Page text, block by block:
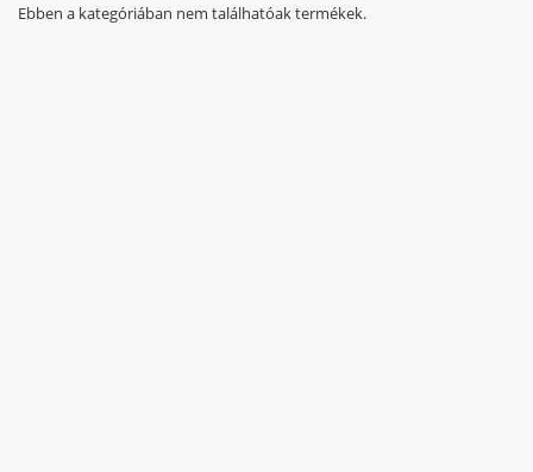
Ebben a kategóriában nem találhatóak termékek.